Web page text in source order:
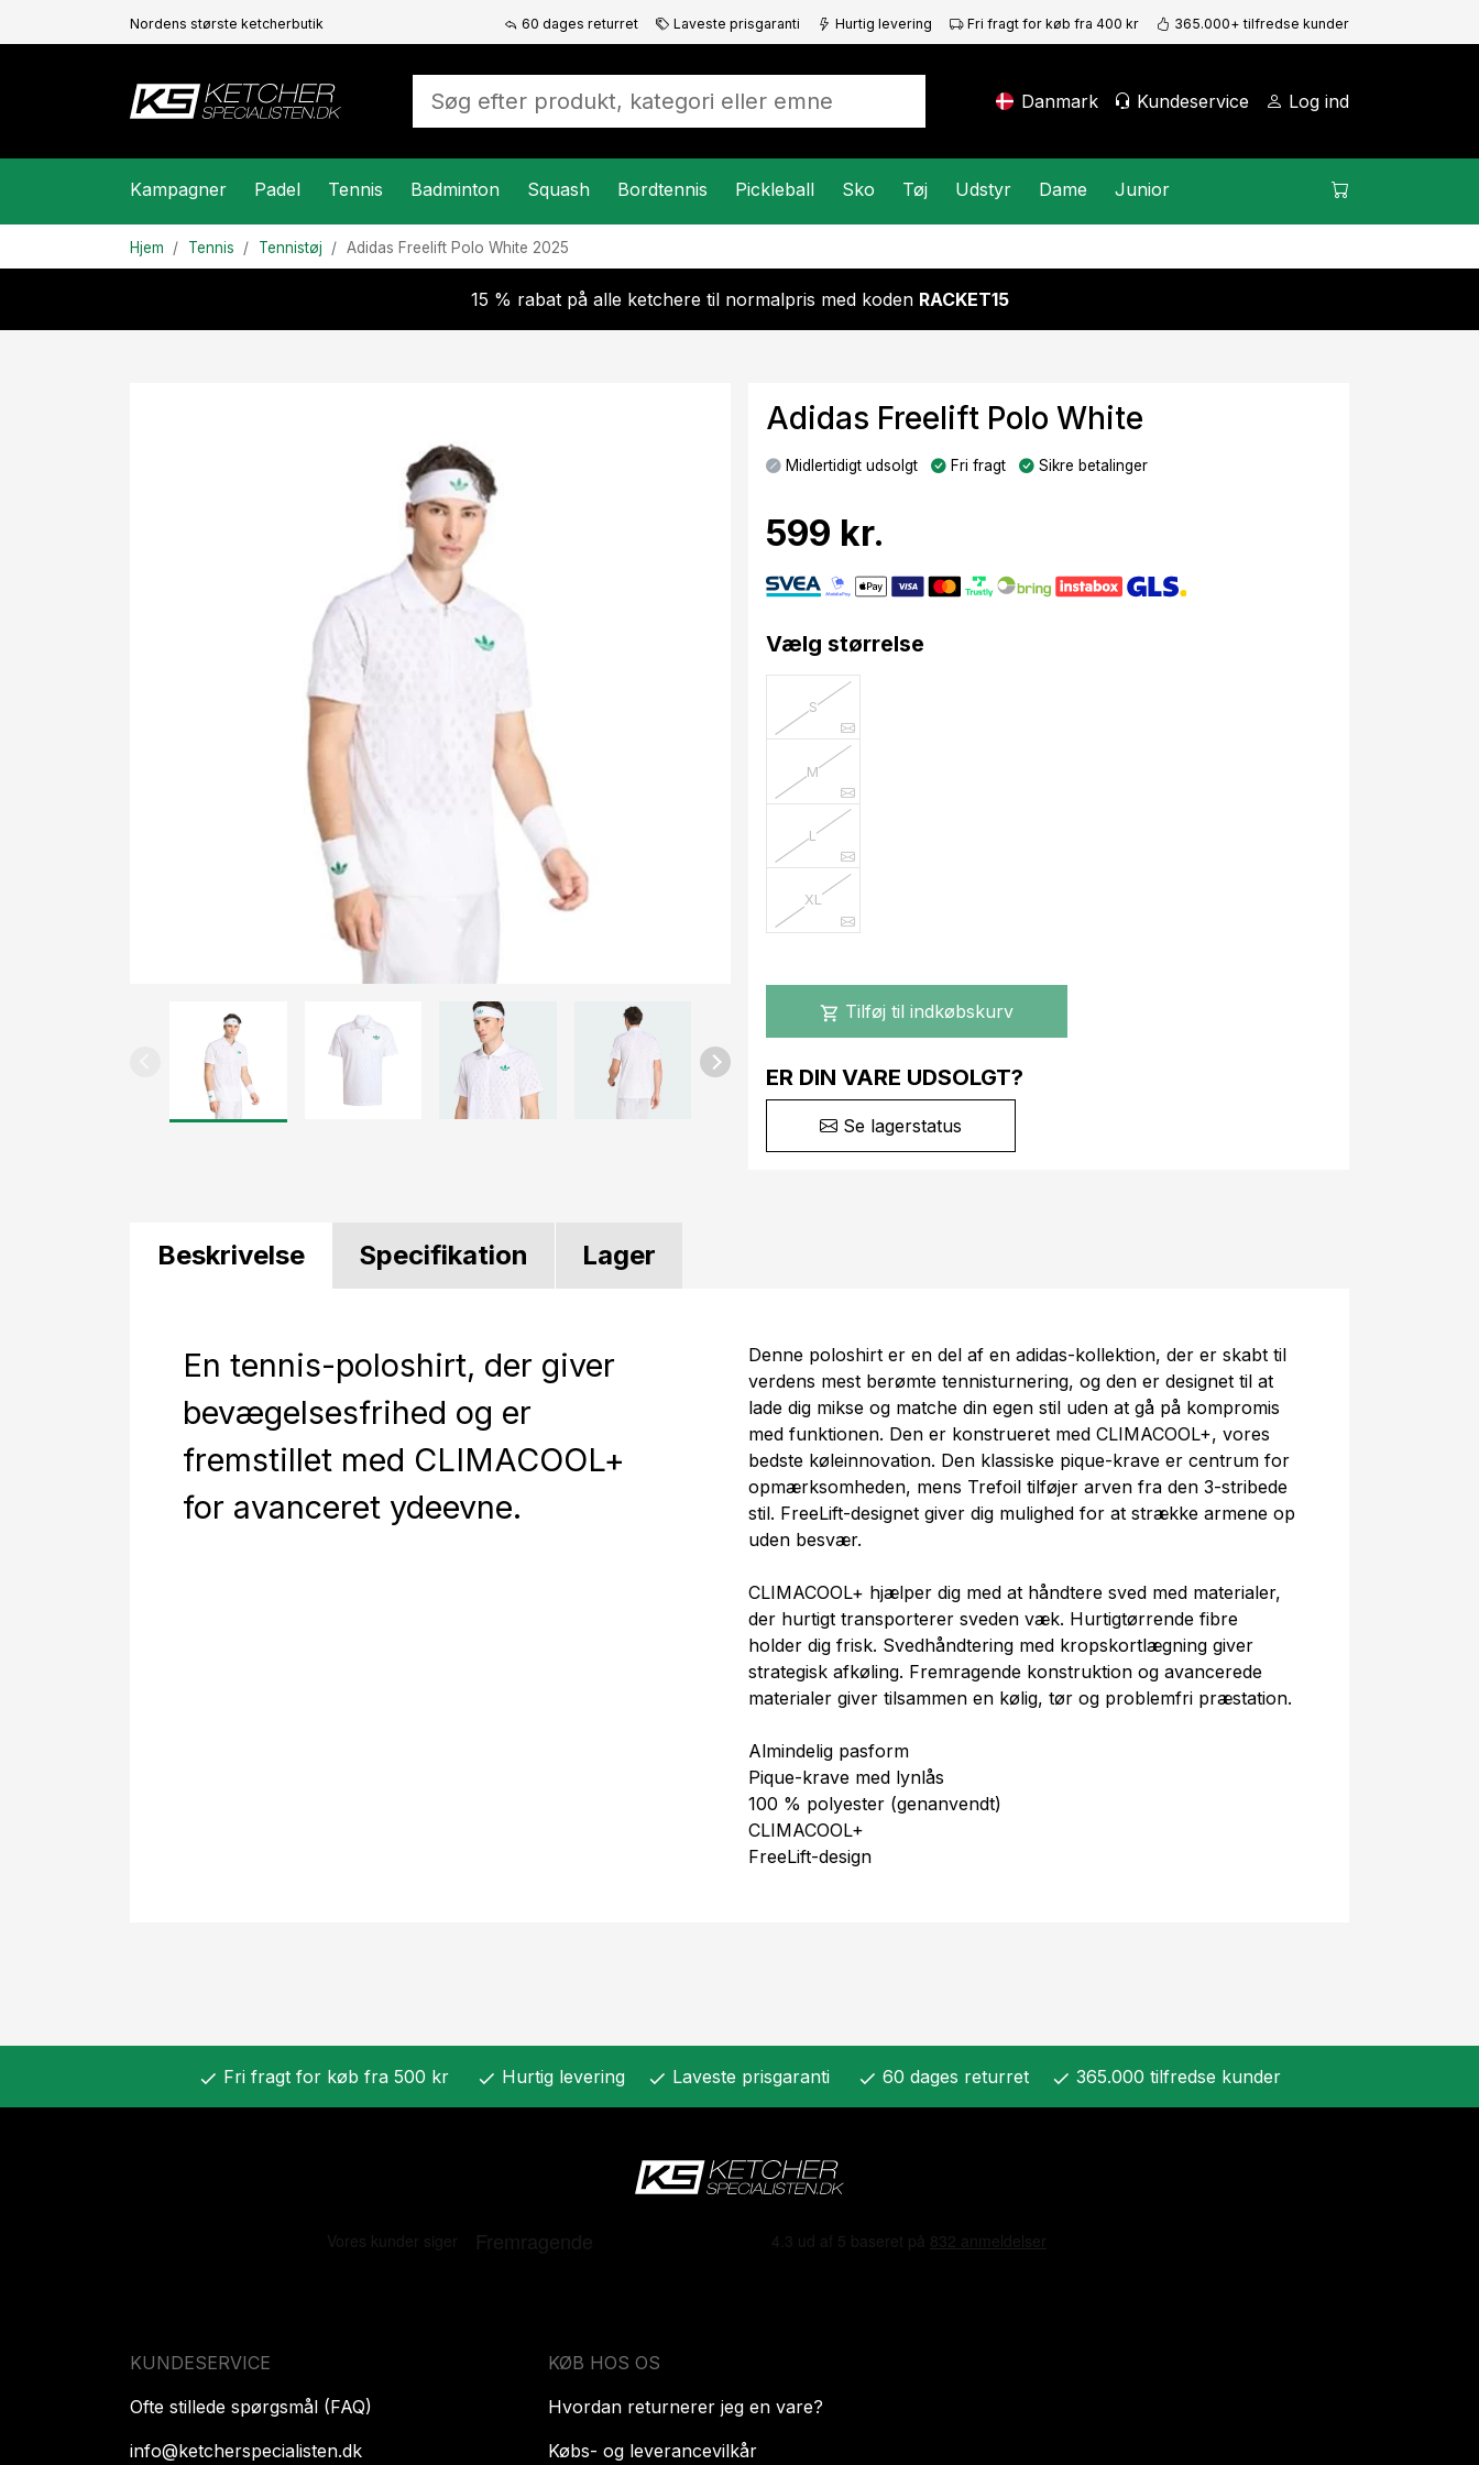
Nordens største ketcherbutik 60 dages returret Laveste prisgaranti Hurtig levering Fri fragt for køb fra 400 kr 365.000+ tilfredse kunder
Danmark Kundeservice Log ind
Kampagner Padel Tennis Badminton Squash Bordtennis Pickleball Sko Tøj Udstyr Dame Junior
Hjem Tennis Tennistøj Adidas Freelift Polo White 2025
15 % rabat på alle ketchere til normalpris med koden RACKET15
Adidas Freelift Polo White
Midlertidigt udsolgt Fri fragt Sikre betalinger
599 kr.
Vælg størrelse
S
M
L
XL
shopping_cart Tilføj til indkøbskurv
ER DIN VARE UDSOLGT?
Se lagerstatus
Beskrivelse Specifikation Lager
En tennis-poloshirt, der giver
bevægelsesfrihed og er
fremstillet med CLIMACOOL+
for avanceret ydeevne.
Denne poloshirt er en del af en adidas-kollektion, der er skabt til
verdens mest berømte tennisturnering, og den er designet til at
lade dig mikse og matche din egen stil uden at gå på kompromis
med funktionen. Den er konstrueret med CLIMACOOL+, vores
bedste køleinnovation. Den klassiske pique-krave er centrum for
opmærksomheden, mens Trefoil tilføjer arven fra den 3-stribede
stil. FreeLift-designet giver dig mulighed for at strække armene op
uden besvær.
CLIMACOOL+ hjælper dig med at håndtere sved med materialer,
der hurtigt transporterer sveden væk. Hurtigtørrende fibre
holder dig frisk. Svedhåndtering med kropskortlægning giver
strategisk afkøling. Fremragende konstruktion og avancerede
materialer giver tilsammen en kølig, tør og problemfri præstation.
Almindelig pasform
Pique-krave med lynlås
100 % polyester (genanvendt)
CLIMACOOL+
FreeLift-design
check Fri fragt for køb fra 500 kr check Hurtig levering check Laveste prisgaranti check 60 dages returret check 365.000 tilfredse kunder
KUNDESERVICE
Ofte stillede spørgsmål (FAQ)
info@ketcherspecialisten.dk
KØB HOS OS
Hvordan returnerer jeg en vare?
Købs- og leverancevilkår